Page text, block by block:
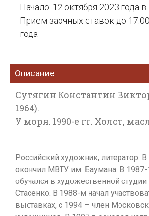
Начало: 12 октября 2023 года в
Прием заочных ставок до
года
Описание
Сутягин Константин
1964).
У моря. 1990-е гг. Холст,
Российский художник, литератор.
окончил МВТУ им. Баумана. В 1987-
обучался в художественной студии
Стасенко. В 1988-м начал
выставках, с 1994 — член